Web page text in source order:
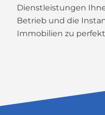
Dienstleistungen
Betrieb und die
Immobilien zu